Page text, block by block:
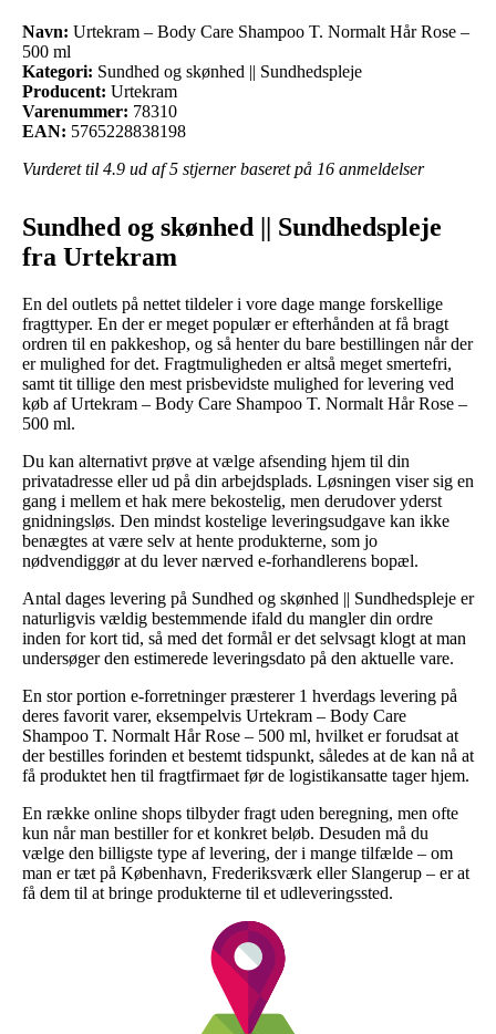
Navn: Urtekram – Body Care Shampoo T. Normalt Hår Rose –
500 ml
Kategori: Sundhed og skønhed || Sundhedspleje
Producent: Urtekram
Varenummer: 78310
EAN: 5765228838198
Vurderet til 4.9 ud af 5 stjerner baseret på 16 anmeldelser
Sundhed og skønhed || Sundhedspleje
fra Urtekram
En del outlets på nettet tildeler i vore dage mange forskellige
fragttyper. En der er meget populær er efterhånden at få bragt
ordren til en pakkeshop, og så henter du bare bestillingen når der
er mulighed for det. Fragtmuligheden er altså meget smertefri,
samt tit tillige den mest prisbevidste mulighed for levering ved
køb af Urtekram – Body Care Shampoo T. Normalt Hår Rose –
500 ml.
Du kan alternativt prøve at vælge afsending hjem til din
privatadresse eller ud på din arbejdsplads. Løsningen viser sig en
gang i mellem et hak mere bekostelig, men derudover yderst
gnidningsløs. Den mindst kostelige leveringsudgave kan ikke
benægtes at være selv at hente produkterne, som jo
nødvendiggør at du lever nærved e-forhandlerens bopæl.
Antal dages levering på Sundhed og skønhed || Sundhedspleje er
naturligvis vældig bestemmende ifald du mangler din ordre
inden for kort tid, så med det formål er det selvsagt klogt at man
undersøger den estimerede leveringsdato på den aktuelle vare.
En stor portion e-forretninger præsterer 1 hverdags levering på
deres favorit varer, eksempelvis Urtekram – Body Care
Shampoo T. Normalt Hår Rose – 500 ml, hvilket er forudsat at
der bestilles forinden et bestemt tidspunkt, således at de kan nå at
få produktet hen til fragtfirmaet før de logistikansatte tager hjem.
En række online shops tilbyder fragt uden beregning, men ofte
kun når man bestiller for et konkret beløb. Desuden må du
vælge den billigste type af levering, der i mange tilfælde – om
man er tæt på København, Frederiksværk eller Slangerup – er at
få dem til at bringe produkterne til et udleveringssted.